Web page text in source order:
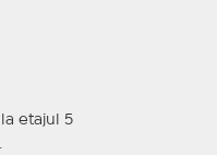
etajul 5